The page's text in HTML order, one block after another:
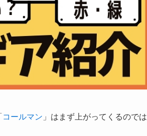
コールマン 」はまず上がってくるのでは